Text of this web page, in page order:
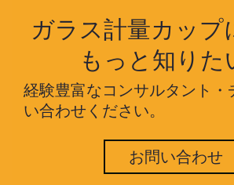
ガラス計量カップ
もっと知りた
経験豊富なコンサルタント・
い合わせください。
お問い合わせ